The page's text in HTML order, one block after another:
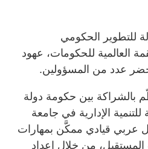
للتطوير الحكومي
العالمية للحكومات، عهود
عدد من المسؤولين.
بالشراكة بين حكومة دولة
للتنمية الإدارية في جامعة
عربي قيادي ممكَّن بمهارات
المستقبل، من خلال إعداد